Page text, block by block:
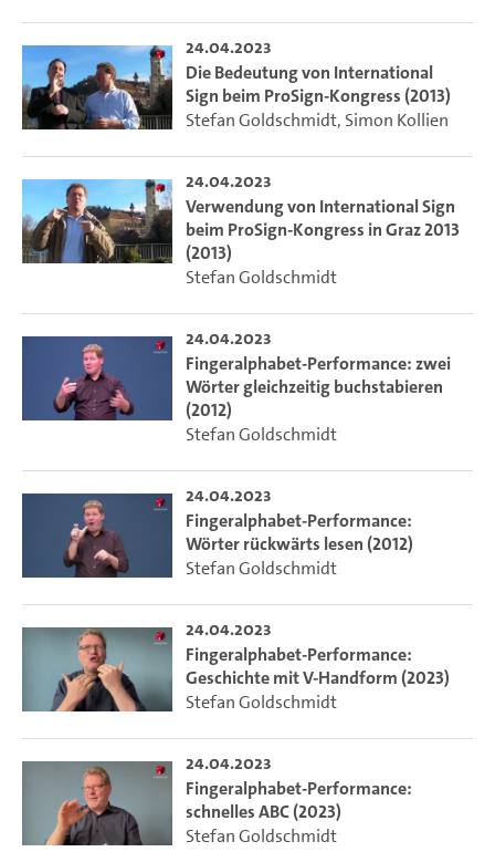
24.04.2023
Die Bedeutung von International
Sign beim ProSign-Kongress (2013)
Stefan Goldschmidt, Simon Kollien
24.04.2023
Verwendung von International Sign
beim ProSign-Kongress in Graz 2013
(2013)
Stefan Goldschmidt
24.04.2023
Fingeralphabet-Performance: zwei
Wörter gleichzeitig buchstabieren
(2012)
Stefan Goldschmidt
24.04.2023
Fingeralphabet-Performance:
Wörter rückwärts lesen (2012)
Stefan Goldschmidt
24.04.2023
Fingeralphabet-Performance:
Geschichte mit V-Handform (2023)
Stefan Goldschmidt
24.04.2023
Fingeralphabet-Performance:
schnelles ABC (2023)
Stefan Goldschmidt